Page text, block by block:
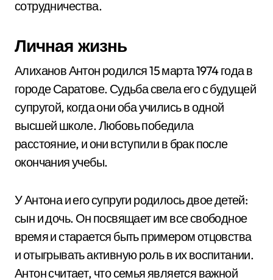
сотрудничества.
Личная жизнь
Алиханов Антон родился 15 марта 1974 года в
городе Саратове. Судьба свела его с будущей
супругой, когда они оба учились в одной
высшей школе. Любовь победила
расстояние, и они вступили в брак после
окончания учебы.
У Антона и его супруги родилось двое детей:
сын и дочь. Он посвящает им все свободное
время и старается быть примером отцовства
и отыгрывать активную роль в их воспитании.
Антон считает, что семья является важной